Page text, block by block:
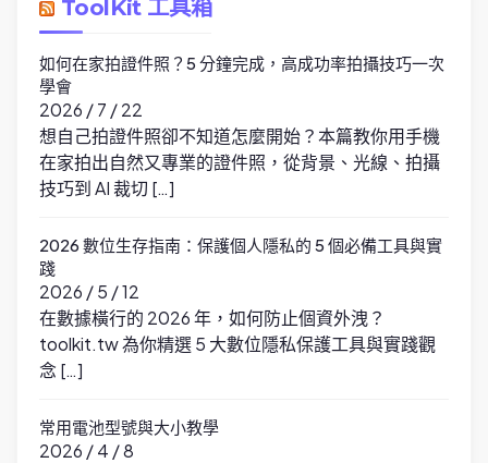
ToolKit 工具箱
如何在家拍證件照？5 分鐘完成，高成功率拍攝技巧一次
學會
2026 / 7 / 22
想自己拍證件照卻不知道怎麼開始？本篇教你用手機
在家拍出自然又專業的證件照，從背景、光線、拍攝
技巧到 AI 裁切 […]
2026 數位生存指南：保護個人隱私的 5 個必備工具與實
踐
2026 / 5 / 12
在數據橫行的 2026 年，如何防止個資外洩？
toolkit.tw 為你精選 5 大數位隱私保護工具與實踐觀
念 […]
常用電池型號與大小教學
2026 / 4 / 8